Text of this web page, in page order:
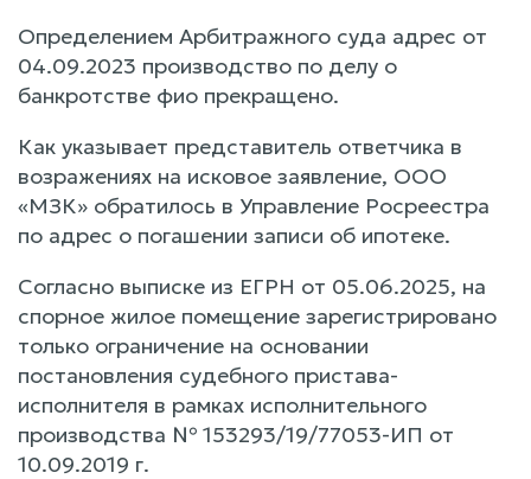
Определением Арбитражного суда адрес от
04.09.2023 производство по делу о
банкротстве фио прекращено.
Как указывает представитель ответчика в
возражениях на исковое заявление, ООО
«МЗК» обратилось в Управление Росреестра
по адрес о погашении записи об ипотеке.
Согласно выписке из ЕГРН от 05.06.2025, на
спорное жилое помещение зарегистрировано
только ограничение на основании
постановления судебного пристава-
исполнителя в рамках исполнительного
производства № 153293/19/77053-ИП от
10.09.2019 г.